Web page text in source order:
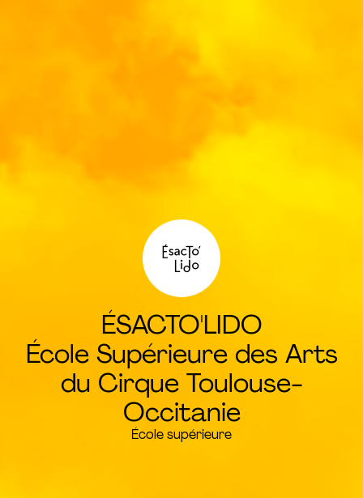
ÉSACTO'LIDO
École Supérieure des Arts
du Cirque Toulouse-
Occitanie
École supérieure